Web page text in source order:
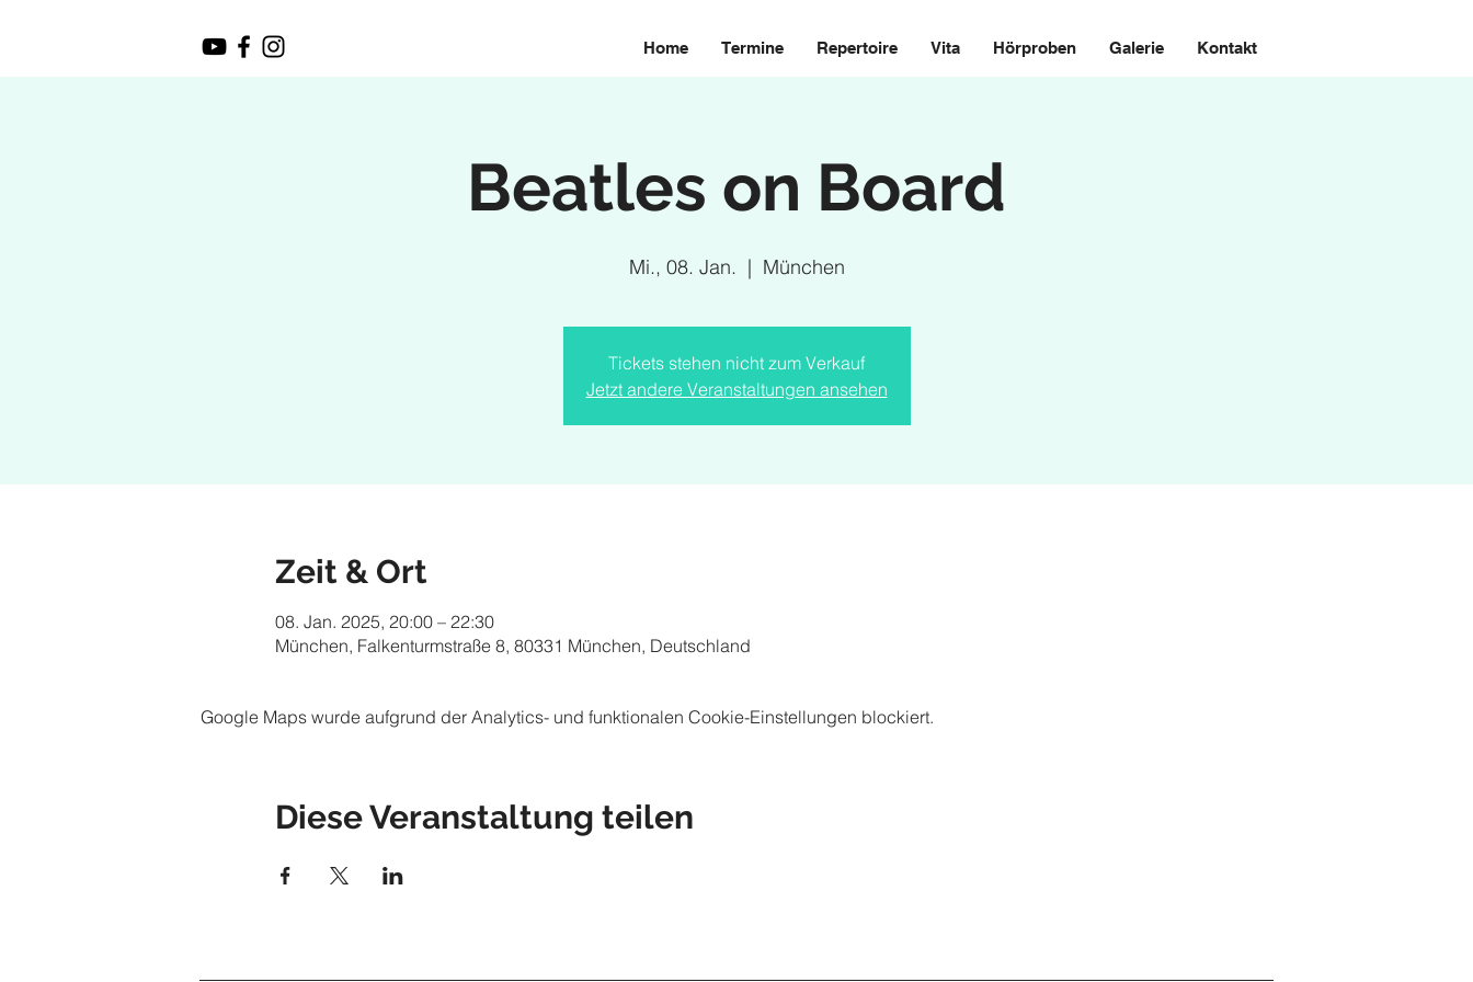
Home Termine Repertoire Vita Hörproben Galerie Kontakt
Beatles on Board
Mi., 08. Jan.
  |
München
Tickets stehen nicht zum Verkauf
Jetzt andere Veranstaltungen ansehen
Zeit & Ort
08. Jan. 2025, 20:00 – 22:30
München, Falkenturmstraße 8, 80331 München, Deutschland
Google Maps wurde aufgrund der Analytics- und funktionalen Cookie-Einstellungen blockiert.
Diese Veranstaltung teilen